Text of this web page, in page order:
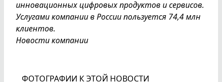
инновационных цифровых продуктов и сервисов.
Услугами компании в России пользуется 74,4 млн
клиентов.
Новости компании
ФОТОГРАФИИ К ЭТОЙ НОВОСТИ